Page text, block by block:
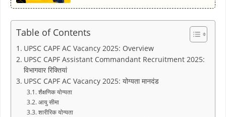
Table of Contents
UPSC CAPF AC Vacancy 2025: Overview
UPSC CAPF Assistant Commandant Recruitment 2025:
विभागवार रिक्तियां
UPSC CAPF AC Vacancy 2025: योग्यता मानदंड
शैक्षणिक योग्यता
आयु सीमा
शारीरिक योग्यता